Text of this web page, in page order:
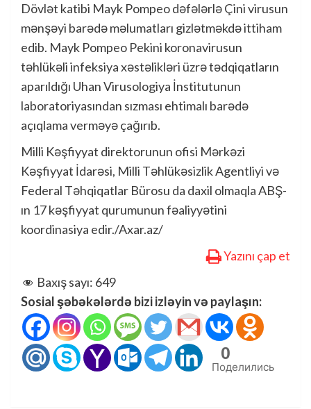
Dövlət katibi Mayk Pompeo dəfələrlə Çini virusun
mənşəyi barədə məlumatları gizlətməkdə ittiham
edib. Mayk Pompeo Pekini koronavirusun
təhlükəli infeksiya xəstəlikləri üzrə tədqiqatların
aparıldığı Uhan Virusologiya İnstitutunun
laboratoriyasından sızması ehtimalı barədə
açıqlama verməyə çağırıb.
Milli Kəşfiyyat direktorunun ofisi Mərkəzi
Kəşfiyyat İdarəsi, Milli Təhlükəsizlik Agentliyi və
Federal Təhqiqatlar Bürosu da daxil olmaqla ABŞ-
ın 17 kəşfiyyat qurumunun fəaliyyətini
koordinasiya edir./Axar.az/
Yazını çap et
Baxış sayı: 649
Sosial şəbəkələrdə bizi izləyin və paylaşın:
0
Поделились